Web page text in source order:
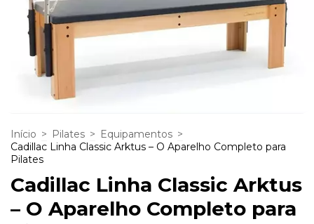
Início > Pilates > Equipamentos >
Cadillac Linha Classic Arktus – O Aparelho Completo para
Pilates
Cadillac Linha Classic Arktus
– O Aparelho Completo para